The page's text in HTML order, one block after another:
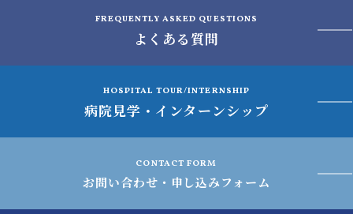
FREQUENTLY ASKED QUESTIONS
よくある質問
HOSPITAL TOUR/INTERNSHIP
病院見学・インターンシップ
CONTACT FORM
お問い合わせ・申し込みフォーム